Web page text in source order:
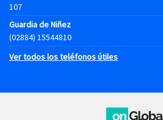
107
Guardia de Niñez
(02884) 15544810
Ver todos los teléfonos útiles